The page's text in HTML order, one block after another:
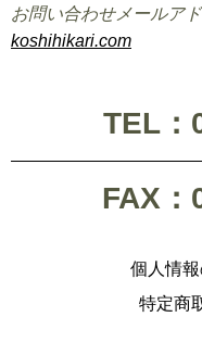
お問い合わせメールア
koshihikari.com
TEL：
FAX：
個人情
特定商